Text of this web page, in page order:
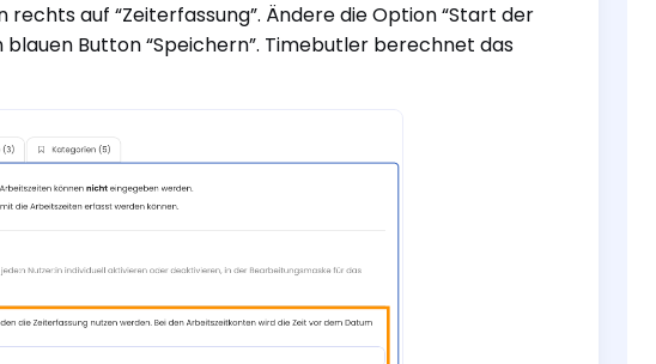
rechts auf “Zeiterfassung”. Ändere die Option “Start der
Button “Speichern”. Timebutler berechnet das